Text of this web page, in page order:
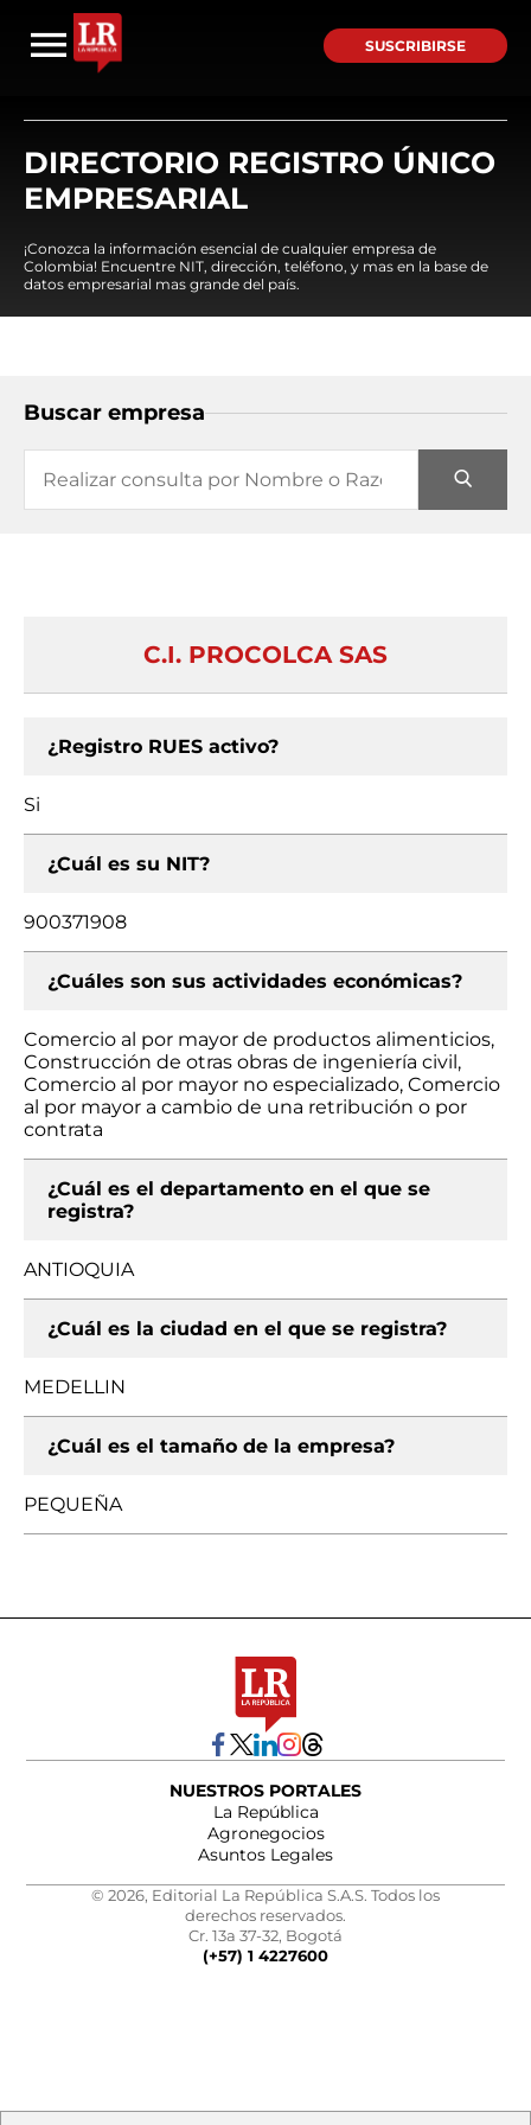
SUSCRIBIRSE
DIRECTORIO REGISTRO ÚNICO
EMPRESARIAL
¡Conozca la información esencial de cualquier empresa de
Colombia! Encuentre NIT, dirección, teléfono, y mas en la base de
datos empresarial mas grande del país.
Buscar empresa
C.I. PROCOLCA SAS
¿Registro RUES activo?
Si
¿Cuál es su NIT?
900371908
¿Cuáles son sus actividades económicas?
Comercio al por mayor de productos alimenticios,
Construcción de otras obras de ingeniería civil,
Comercio al por mayor no especializado, Comercio
al por mayor a cambio de una retribución o por
contrata
¿Cuál es el departamento en el que se
registra?
ANTIOQUIA
¿Cuál es la ciudad en el que se registra?
MEDELLIN
¿Cuál es el tamaño de la empresa?
PEQUEÑA
NUESTROS PORTALES
La República
Agronegocios
Asuntos Legales
© 2026, Editorial La República S.A.S. Todos los
derechos reservados.
Cr. 13a 37-32, Bogotá
(+57) 1 4227600